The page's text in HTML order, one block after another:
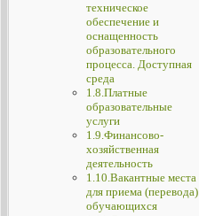
техническое
обеспечение и
оснащенность
образовательного
процесса. Доступная
среда
1.8.Платные
образовательные
услуги
1.9.Финансово-
хозяйственная
деятельность
1.10.Вакантные места
для приема (перевода)
обучающихся